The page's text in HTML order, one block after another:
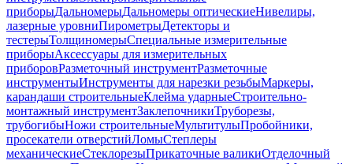
приборыДальномерыДальномеры оптическиеНивелиры,
лазерные уровниПирометрыДетекторы и
тестерыТолщиномерыСпециальные измерительные
приборыАксессуары для измерительных
приборовРазметочный инструментРазметочные
инструментыИнструменты для нарезки резьбыМаркеры,
карандаши строительныеКлейма ударныеСтроительно-
монтажный инструментЗаклепочникиТруборезы,
трубогибыНожи строительныеМультитулыПробойники,
просекатели отверстийЛомыСтеплеры
механическиеСтеклорезыПрикаточные валикиОтделочный